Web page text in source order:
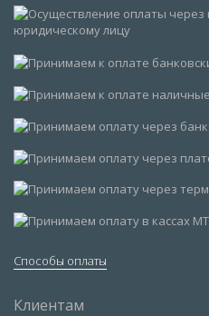
Способы оплаты
Клиентам